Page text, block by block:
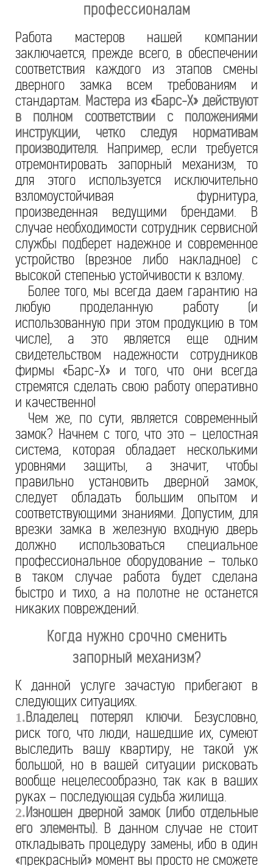
профессионалам
Работа мастеров нашей компании
заключается, прежде всего, в обеспечении
соответствия каждого из этапов смены
дверного замка всем требованиям и
стандартам. Мастера из «Барс-Х» действуют
в полном соответствии с положениями
инструкции, четко следуя нормативам
производителя. Например, если требуется
отремонтировать запорный механизм, то
для этого используется исключительно
взломоустойчивая фурнитура,
произведенная ведущими брендами. В
случае необходимости сотрудник сервисной
службы подберет надежное и современное
устройство (врезное либо накладное) с
высокой степенью устойчивости к взлому.
Более того, мы всегда даем гарантию на
любую проделанную работу (и
использованную при этом продукцию в том
числе), а это является еще одним
свидетельством надежности сотрудников
фирмы «Барс-Х» и того, что они всегда
стремятся сделать свою работу оперативно
и качественно!
Чем же, по сути, является современный
замок? Начнем с того, что это – целостная
система, которая обладает несколькими
уровнями защиты, а значит, чтобы
правильно установить дверной замок,
следует обладать большим опытом и
соответствующими знаниями. Допустим, для
врезки замка в железную входную дверь
должно использоваться специальное
профессиональное оборудование – только
в таком случае работа будет сделана
быстро и тихо, а на полотне не останется
никаких повреждений.
Когда нужно срочно сменить
запорный механизм?
К данной услуге зачастую прибегают в
следующих ситуациях.
1.Владелец потерял ключи.Безусловно,
риск того, что люди, нашедшие их, сумеют
выследить вашу квартиру, не такой уж
большой, но в вашей ситуации рисковать
вообще нецелесообразно, так как в ваших
руках – последующая судьба жилища.
2.Изношен дверной замок (либо отдельные
его элементы).В данном случае не стоит
откладывать процедуру замены, ибо в один
«прекрасный» момент вы просто не сможете